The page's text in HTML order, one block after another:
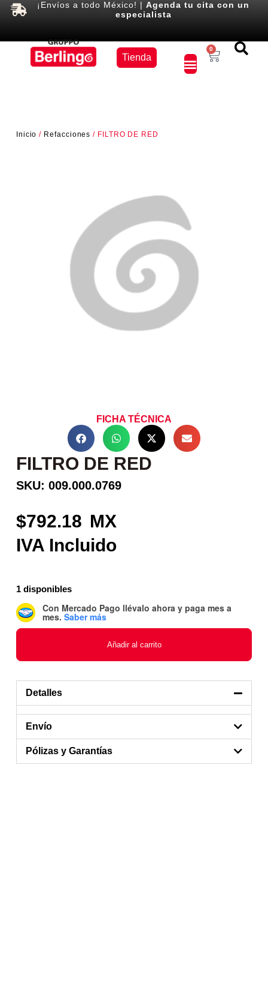
¡Envíos a todo México! |Agenda tu cita con un
especialista
Tienda
0
Inicio / Refacciones / FILTRO DE RED
FICHA TÉCNICA
FILTRO DE RED
SKU: 009.000.0769
792.18
1 disponibles
Con Mercado Pago llévalo ahora y paga mes a
mes. Saber más
Añadir al carrito
Detalles
Envío
Pólizas y Garantías